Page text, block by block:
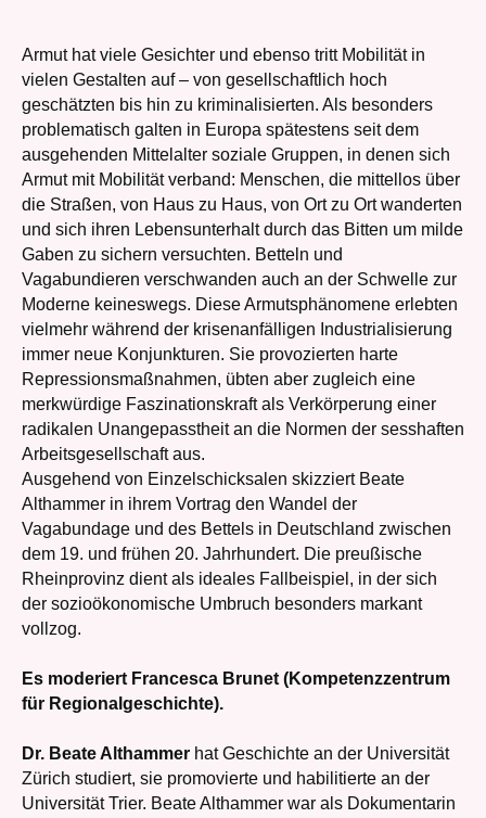
Armut hat viele Gesichter und ebenso tritt Mobilität in
vielen Gestalten auf – von gesellschaftlich hoch
geschätzten bis hin zu kriminalisierten. Als besonders
problematisch galten in Europa spätestens seit dem
ausgehenden Mittelalter soziale Gruppen, in denen sich
Armut mit Mobilität verband: Menschen, die mittellos über
die Straßen, von Haus zu Haus, von Ort zu Ort wanderten
und sich ihren Lebensunterhalt durch das Bitten um milde
Gaben zu sichern versuchten. Betteln und
Vagabundieren verschwanden auch an der Schwelle zur
Moderne keineswegs. Diese Armutsphänomene erlebten
vielmehr während der krisenanfälligen Industrialisierung
immer neue Konjunkturen. Sie provozierten harte
Repressionsmaßnahmen, übten aber zugleich eine
merkwürdige Faszinationskraft als Verkörperung einer
radikalen Unangepasstheit an die Normen der sesshaften
Arbeitsgesellschaft aus.
Ausgehend von Einzelschicksalen skizziert Beate
Althammer in ihrem Vortrag den Wandel der
Vagabundage und des Bettels in Deutschland zwischen
dem 19. und frühen 20. Jahrhundert. Die preußische
Rheinprovinz dient als ideales Fallbeispiel, in der sich
der sozioökonomische Umbruch besonders markant
vollzog.
Es moderiert Francesca Brunet (Kompetenzzentrum
für Regionalgeschichte).
Dr. Beate Althammer hat Geschichte an der Universität
Zürich studiert, sie promovierte und habilitierte an der
Universität Trier. Beate Althammer war als Dokumentarin